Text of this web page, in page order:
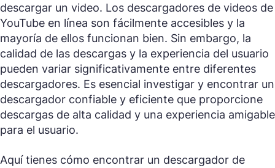
descargar un video. Los descargadores de videos de
YouTube en línea son fácilmente accesibles y la
mayoría de ellos funcionan bien. Sin embargo, la
calidad de las descargas y la experiencia del usuario
pueden variar significativamente entre diferentes
descargadores. Es esencial investigar y encontrar un
descargador confiable y eficiente que proporcione
descargas de alta calidad y una experiencia amigable
para el usuario.
Aquí tienes cómo encontrar un descargador de